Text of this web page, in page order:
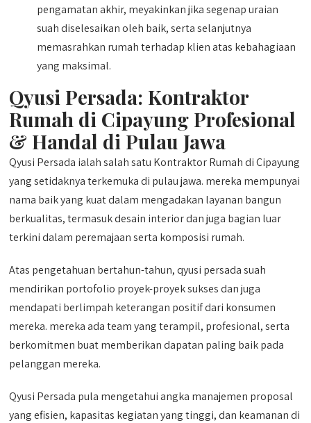
pengamatan akhir, meyakinkan jika segenap uraian
suah diselesaikan oleh baik, serta selanjutnya
memasrahkan rumah terhadap klien atas kebahagiaan
yang maksimal.
Qyusi Persada: Kontraktor
Rumah di Cipayung Profesional
& Handal di Pulau Jawa
Qyusi Persada ialah salah satu Kontraktor Rumah di Cipayung
yang setidaknya terkemuka di pulau jawa. mereka mempunyai
nama baik yang kuat dalam mengadakan layanan bangun
berkualitas, termasuk desain interior dan juga bagian luar
terkini dalam peremajaan serta komposisi rumah.
Atas pengetahuan bertahun-tahun, qyusi persada suah
mendirikan portofolio proyek-proyek sukses dan juga
mendapati berlimpah keterangan positif dari konsumen
mereka. mereka ada team yang terampil, profesional, serta
berkomitmen buat memberikan dapatan paling baik pada
pelanggan mereka.
Qyusi Persada pula mengetahui angka manajemen proposal
yang efisien, kapasitas kegiatan yang tinggi, dan keamanan di